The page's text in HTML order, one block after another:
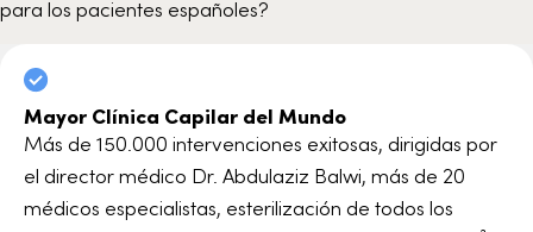
para los pacientes españoles?
Mayor Clínica Capilar del Mundo
Más de 150.000 intervenciones exitosas, dirigidas por
el director médico Dr. Abdulaziz Balwi, más de 20
médicos especialistas, esterilización de todos los